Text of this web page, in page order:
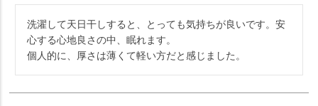
洗濯して天日干しすると、とっても気持ちが良いです。安
心する心地良さの中、眠れます。
個人的に、厚さは薄くて軽い方だと感じました。